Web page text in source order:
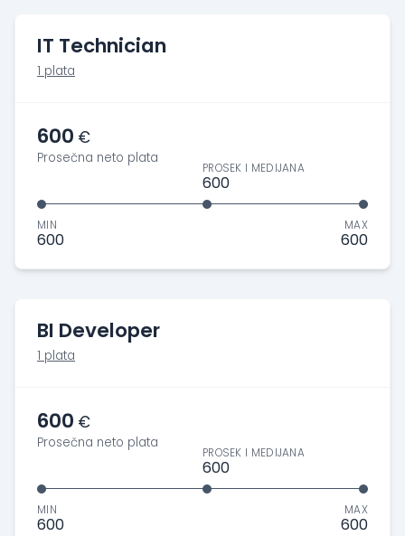
IT Technician
1 plata
600 €
Prosečna neto plata
MIN
600
PROSEK I MEDIJANA
600
MAX
600
BI Developer
1 plata
600 €
Prosečna neto plata
MIN
600
PROSEK I MEDIJANA
600
MAX
600